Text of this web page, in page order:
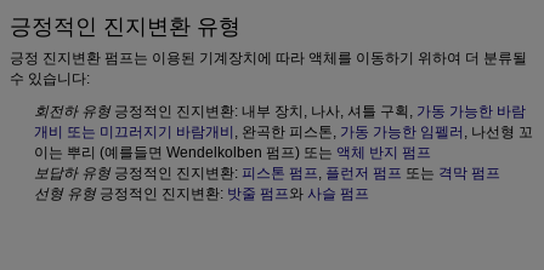
긍정적인 진지변환 유형
긍정 진지변환 펌프는 이용된 기계장치에 따라 액체를 이동하기 위하여 더 분류될
수 있습니다:
회전하 유형긍정적인 진지변환: 내부 장치, 나사, 셔틀 구획, 가동 가능한 바람
개비 또는 미끄러지기 바람개비 , 완곡한 피스톤, 가동 가능한 임펠러 , 나선형 꼬
이는 뿌리 (예를들면 Wendelkolben 펌프) 또는 액체 반지 펌프
보답하 유형긍정적인 진지변환: 피스톤 펌프, 플런저 펌프 또는 격막 펌프
선형 유형긍정적인 진지변환: 밧줄 펌프와 사슬 펌프